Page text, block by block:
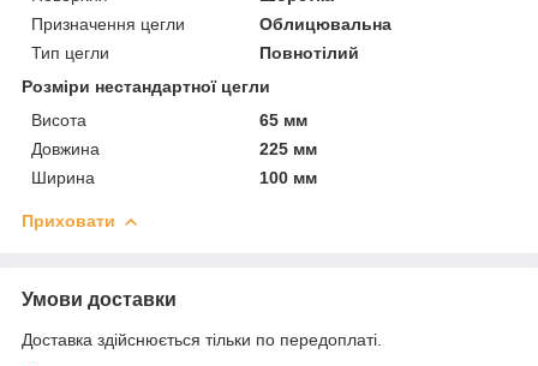
Призначення цегли
Облицювальна
Тип цегли
Повнотілий
Розміри нестандартної цегли
Висота
65 мм
Довжина
225 мм
Ширина
100 мм
Приховати
Умови доставки
Доставка здійснюється тільки по передоплаті.